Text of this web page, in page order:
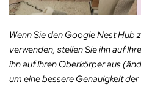
Wenn Sie den Google Nest Hub
verwenden, stellen Sie ihn auf
ihn auf Ihren Oberkörper aus
um eine bessere Genauigkeit